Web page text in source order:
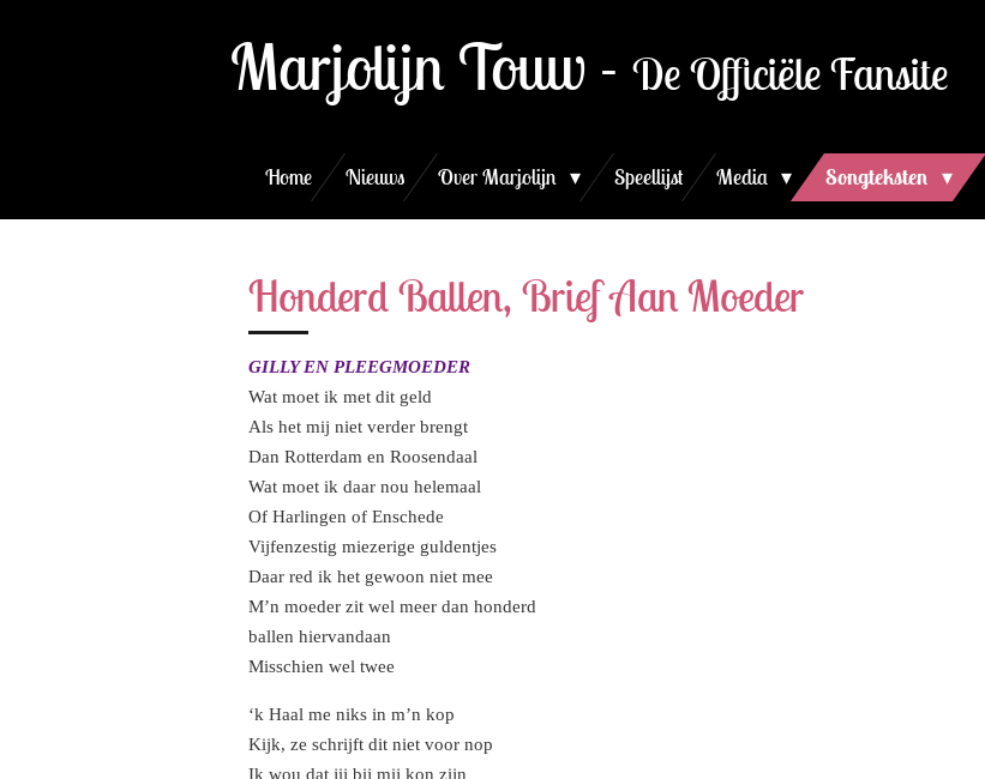
Marjolijn Touw - De Officiële Fansite
Home Nieuws Over Marjolijn Speellijst Media Songteksten
Honderd Ballen, Brief Aan Moeder
GILLY EN PLEEGMOEDER
Wat moet ik met dit geld
Als het mij niet verder brengt
Dan Rotterdam en Roosendaal
Wat moet ik daar nou helemaal
Of Harlingen of Enschede
Vijfenzestig miezerige guldentjes
Daar red ik het gewoon niet mee
M’n moeder zit wel meer dan honderd
ballen hiervandaan
Misschien wel twee
‘k Haal me niks in m’n kop
Kijk, ze schrijft dit niet voor nop
Ik wou dat jij bij mij kon zijn